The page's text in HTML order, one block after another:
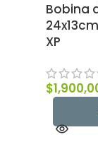
Bobina
XP
$